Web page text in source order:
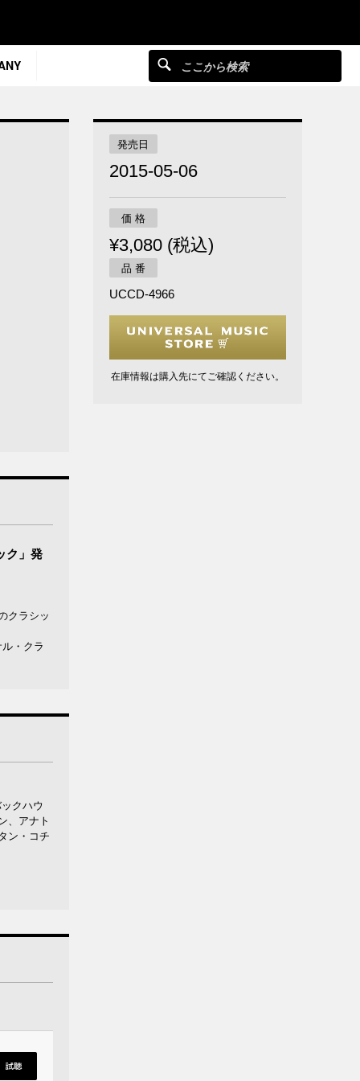
ク」発
クラシッ
・クラ
クハウ
、アナト
ン・コチ
発売日
2015-05-06
価 格
¥3,080 (税込)
品 番
UCCD-4966
在庫情報は購入先にてご確認ください。